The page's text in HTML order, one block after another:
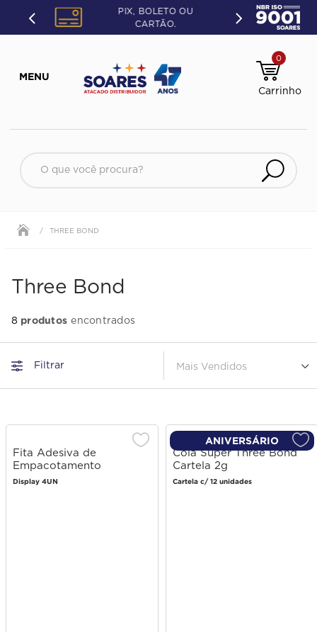
PIX, BOLETO OU
CARTÃO.
0
O que você procura?
THREE BOND
Three Bond
8 produtos
Filtrar Mais Vendidos
Fita Adesiva de
Empacotamento
Transparente Three Bond
Display 4UN
ANIVERSÁRIO
Cola Super Three Bond
Cartela 2g
Cartela c/ 12 unidades